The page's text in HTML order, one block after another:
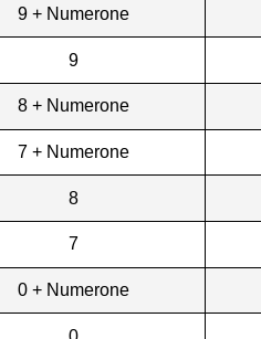
9 + Numerone
9
8 + Numerone
7 + Numerone
8
7
0 + Numerone